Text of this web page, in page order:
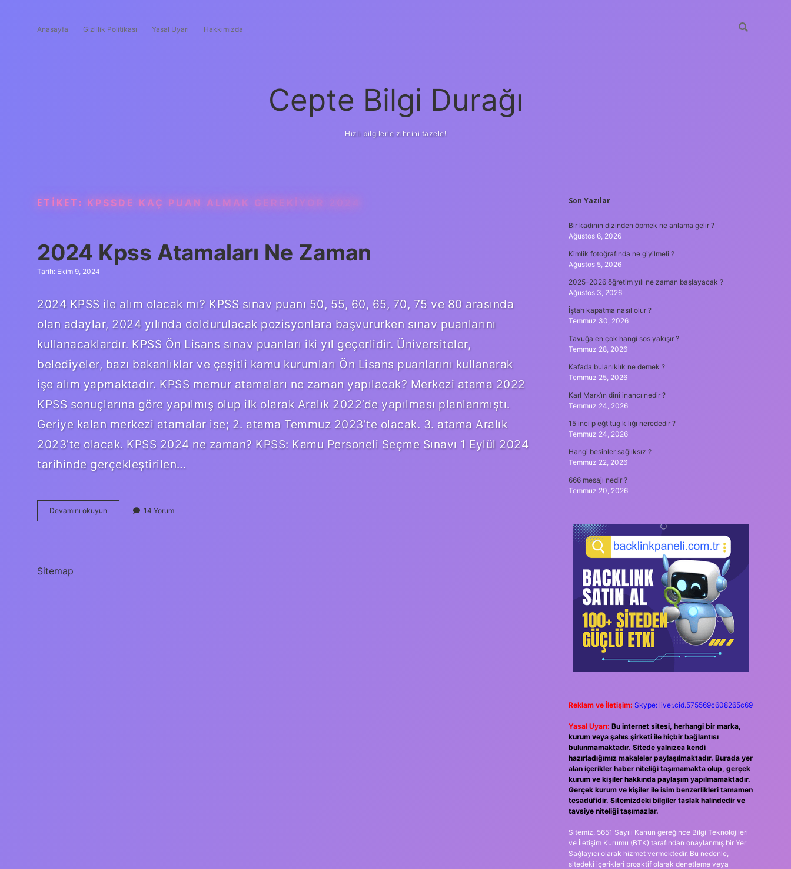
Anasayfa Gizlilik Politikası Yasal Uyarı Hakkımızda
Cepte Bilgi Durağı
Hızlı bilgilerle zihnini tazele!
ETIKET: KPSSDE KAÇ PUAN ALMAK GEREKIYOR 2024
2024 Kpss Atamaları Ne Zaman
Tarih: Ekim 9, 2024
2024 KPSS ile alım olacak mı? KPSS sınav puanı 50, 55, 60, 65, 70, 75 ve 80 arasında
olan adaylar, 2024 yılında doldurulacak pozisyonlara başvururken sınav puanlarını
kullanacaklardır. KPSS Ön Lisans sınav puanları iki yıl geçerlidir. Üniversiteler,
belediyeler, bazı bakanlıklar ve çeşitli kamu kurumları Ön Lisans puanlarını kullanarak
işe alım yapmaktadır. KPSS memur atamaları ne zaman yapılacak? Merkezi atama 2022
KPSS sonuçlarına göre yapılmış olup ilk olarak Aralık 2022’de yapılması planlanmıştı.
Geriye kalan merkezi atamalar ise; 2. atama Temmuz 2023’te olacak. 3. atama Aralık
2023’te olacak. KPSS 2024 ne zaman? KPSS: Kamu Personeli Seçme Sınavı 1 Eylül 2024
tarihinde gerçekleştirilen…
Devamını okuyun
Kpss
14 Yorum
Sitemap
SIDEBAR
Son Yazılar
Bir kadının dizinden öpmek ne anlama gelir ?
Ağustos 6, 2026
Kimlik fotoğrafında ne giyilmeli ?
Ağustos 5, 2026
2025-2026 öğretim yılı ne zaman başlayacak ?
Ağustos 3, 2026
İştah kapatma nasıl olur ?
Temmuz 30, 2026
Tavuğa en çok hangi sos yakışır ?
Temmuz 28, 2026
Kafada bulanıklık ne demek ?
Temmuz 25, 2026
Karl Marx’ın dinî inancı nedir ?
Temmuz 24, 2026
15 inci p eğt tug k lığı nerededir ?
Temmuz 24, 2026
Hangi besinler sağlıksız ?
Temmuz 22, 2026
666 mesajı nedir ?
Temmuz 20, 2026
Reklam ve İletişim: Skype: live:.cid.575569c608265c69
Yasal Uyarı: Bu internet sitesi, herhangi bir marka,
kurum veya şahıs şirketi ile hiçbir bağlantısı
bulunmamaktadır. Sitede yalnızca kendi
hazırladığımız makaleler paylaşılmaktadır. Burada yer
alan içerikler haber niteliği taşımamakta olup, gerçek
kurum ve kişiler hakkında paylaşım yapılmamaktadır.
Gerçek kurum ve kişiler ile isim benzerlikleri tamamen
tesadüfidir. Sitemizdeki bilgiler taslak halindedir ve
tavsiye niteliği taşımazlar.
Sitemiz, 5651 Sayılı Kanun gereğince Bilgi Teknolojileri
ve İletişim Kurumu (BTK) tarafından onaylanmış bir Yer
Sağlayıcı olarak hizmet vermektedir. Bu nedenle,
sitedeki içerikleri proaktif olarak denetleme veya